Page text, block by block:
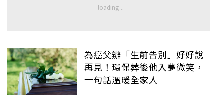
為癌父辦「生前告別」好好說
再見！環保葬後他入夢微笑，
一句話溫暖全家人